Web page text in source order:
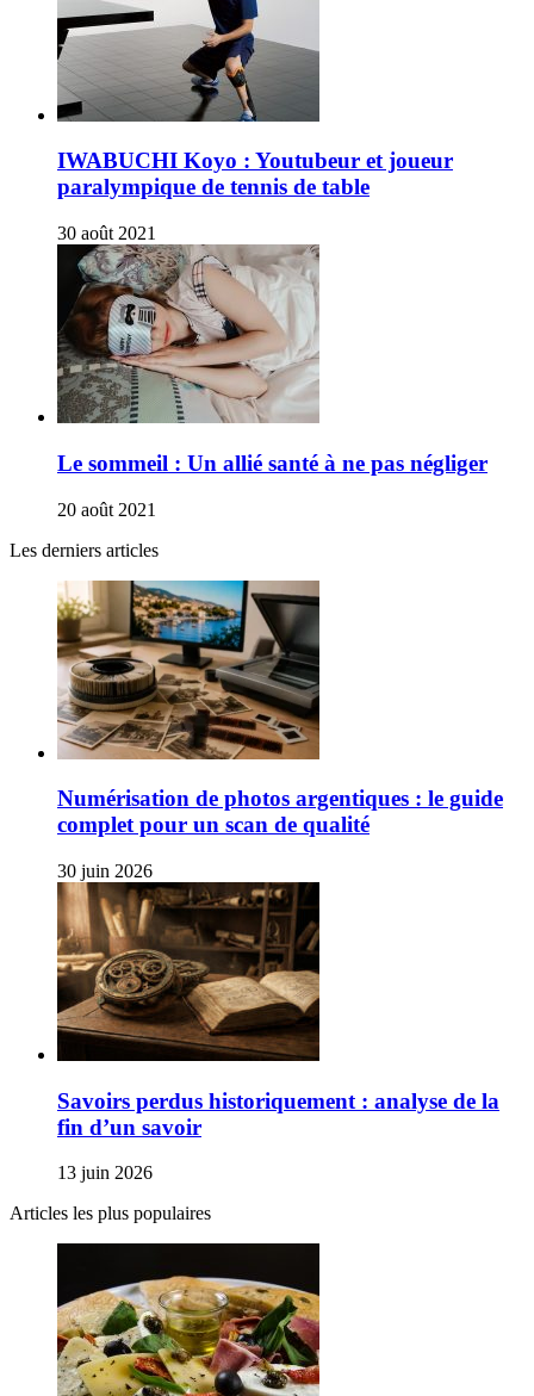
IWABUCHI Koyo : Youtubeur et joueur
paralympique de tennis de table
30 août 2021
Le sommeil : Un allié santé à ne pas négliger
20 août 2021
Les derniers articles
Numérisation de photos argentiques : le guide
complet pour un scan de qualité
30 juin 2026
Savoirs perdus historiquement : analyse de la
fin d’un savoir
13 juin 2026
Articles les plus populaires